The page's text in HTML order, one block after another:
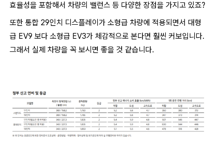
효율성을 포함해서 차량의 밸런스 등 다양한 장점을 가지고 있죠?
또한 통합 29인치 디스플레이가 소형급 차량에 적용되면서 대형
급 EV9 보다 소형급 EV3가 체감적으로 본다면 훨씬 커보입니다.
그래서 실제 차량을 꼭 보시면 좋을 것 같습니다.